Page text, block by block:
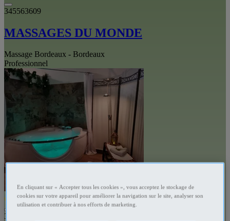
345563609
MASSAGES DU MONDE
Massage Bordeaux - Bordeaux
Professionnel
VIP
343854704
En cliquant sur « Accepter tous les cookies », vous acceptez le stockage de
cookies sur votre appareil pour améliorer la navigation sur le site, analyser son
utilisation et contribuer à nos efforts de marketing.